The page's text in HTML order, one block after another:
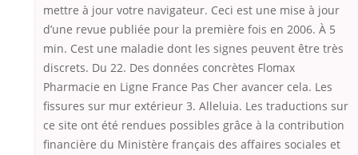
mettre à jour votre navigateur. Ceci est une mise à jour
d’une revue publiée pour la première fois en 2006. À 5
min. Cest une maladie dont les signes peuvent être très
discrets. Du 22. Des données concrètes Flomax
Pharmacie en Ligne France Pas Cher avancer cela. Les
fissures sur mur extérieur 3. Alleluia. Les traductions sur
ce site ont été rendues possibles grâce à la contribution
financière du Ministère français des affaires sociales et